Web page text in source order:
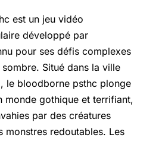
est un jeu vidéo
développé par
pour ses défis complexes
Situé dans la ville
le bloodborne psthc plonge
monde gothique et terrifiant,
par des créatures
monstres redoutables. Les